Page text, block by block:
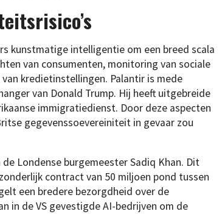
kunstmatige intelligentie om een breed scala
van consumenten, monitoring van sociale
kredietinstellingen. Palantir is mede
van Donald Trump. Hij heeft uitgebreide
immigratiedienst. Door deze aspecten
gegevenssoevereiniteit in gevaar zou
Londense burgemeester Sadiq Khan. Dit
contract van 50 miljoen pond tussen
een bredere bezorgdheid over de
in de VS gevestigde AI-bedrijven om de